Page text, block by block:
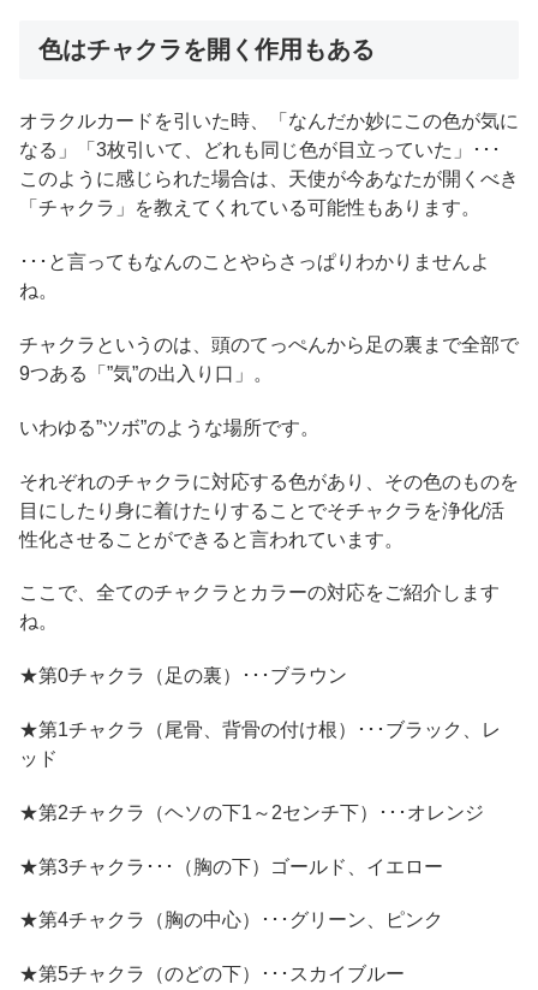
色はチャクラを開く作用もある
オラクルカードを引いた時、「なんだか妙にこの色が気に
なる」「3枚引いて、どれも同じ色が目立っていた」･･･
このように感じられた場合は、天使が今あなたが開くべき
「チャクラ」を教えてくれている可能性もあります。
･･･と言ってもなんのことやらさっぱりわかりませんよ
ね。
チャクラというのは、頭のてっぺんから足の裏まで全部で
9つある「”気”の出入り口」。
いわゆる”ツボ”のような場所です。
それぞれのチャクラに対応する色があり、その色のものを
目にしたり身に着けたりすることでそチャクラを浄化/活
性化させることができると言われています。
ここで、全てのチャクラとカラーの対応をご紹介します
ね。
★第0チャクラ（足の裏）･･･ブラウン
★第1チャクラ（尾骨、背骨の付け根）･･･ブラック、レ
ッド
★第2チャクラ（ヘソの下1～2センチ下）･･･オレンジ
★第3チャクラ･･･（胸の下）ゴールド、イエロー
★第4チャクラ（胸の中心）･･･グリーン、ピンク
★第5チャクラ（のどの下）･･･スカイブルー